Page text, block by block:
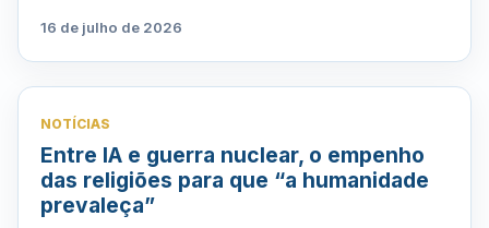
16 de julho de 2026
NOTÍCIAS
Entre IA e guerra nuclear, o empenho
das religiões para que “a humanidade
prevaleça”